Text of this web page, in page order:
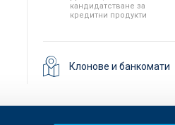
кандидатстване за
кредитни продукти
Клонове и банкомати